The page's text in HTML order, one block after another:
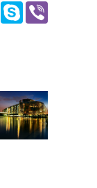
Message
Skype